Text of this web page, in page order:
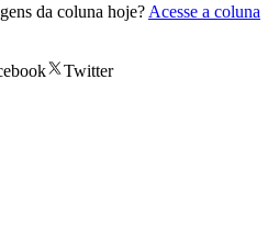
da coluna hoje? Acesse a coluna
Twitter